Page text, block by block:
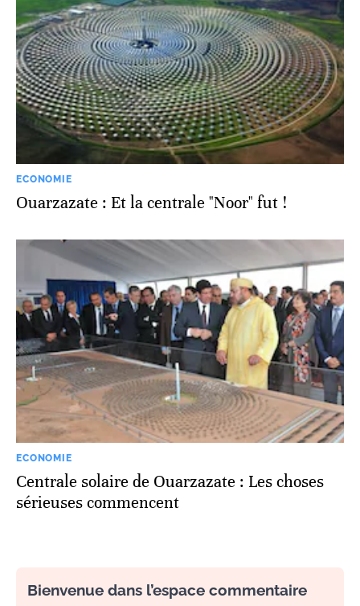
ECONOMIE
Ouarzazate : Et la centrale "Noor" fut !
ECONOMIE
Centrale solaire de Ouarzazate : Les choses
sérieuses commencent
Bienvenue dans l’espace commentaire